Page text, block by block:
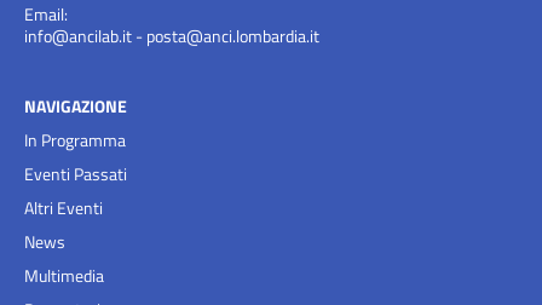
Email:
info@ancilab.it- posta@anci.lombardia.it
NAVIGAZIONE
In Programma
Eventi Passati
Altri Eventi
News
Multimedia